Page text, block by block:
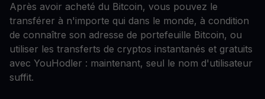
Après avoir acheté du Bitcoin, vous pouvez le
transférer à n'importe qui dans le monde, à condition
de connaître son adresse de portefeuille Bitcoin, ou
utiliser les transferts de cryptos instantanés et gratuits
avec YouHodler : maintenant, seul le nom d'utilisateur
suffit.